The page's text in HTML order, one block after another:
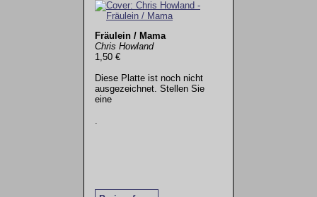
Fräulein / Mama
Chris Howland
1,50 €
Diese Platte ist noch nicht
ausgezeichnet. Stellen Sie
eine